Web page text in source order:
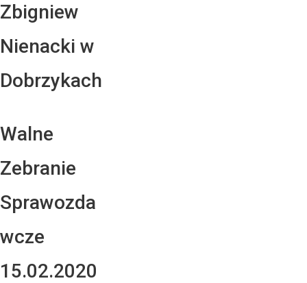
Zbigniew
Nienacki w
Dobrzykach
Walne
Zebranie
Sprawozda
wcze
15.02.2020